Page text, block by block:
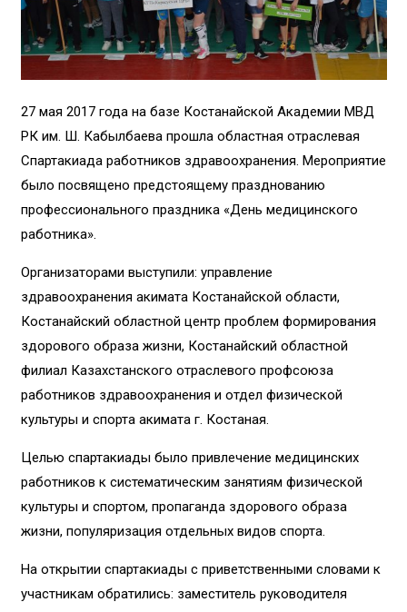
27 мая 2017 года на базе Костанайской Академии МВД
РК им. Ш. Кабылбаева прошла областная отраслевая
Спартакиада работников здравоохранения. Мероприятие
было посвящено предстоящему празднованию
профессионального праздника «День медицинского
работника».
Организаторами выступили: управление
здравоохранения акимата Костанайской области,
Костанайский областной центр проблем формирования
здорового образа жизни, Костанайский областной
филиал Казахстанского отраслевого профсоюза
работников здравоохранения и отдел физической
культуры и спорта акимата г. Костаная.
Целью спартакиады было привлечение медицинских
работников к систематическим занятиям физической
культуры и спортом, пропаганда здорового образа
жизни, популяризация отдельных видов спорта.
На открытии спартакиады с приветственными словами к
участникам обратились: заместитель руководителя